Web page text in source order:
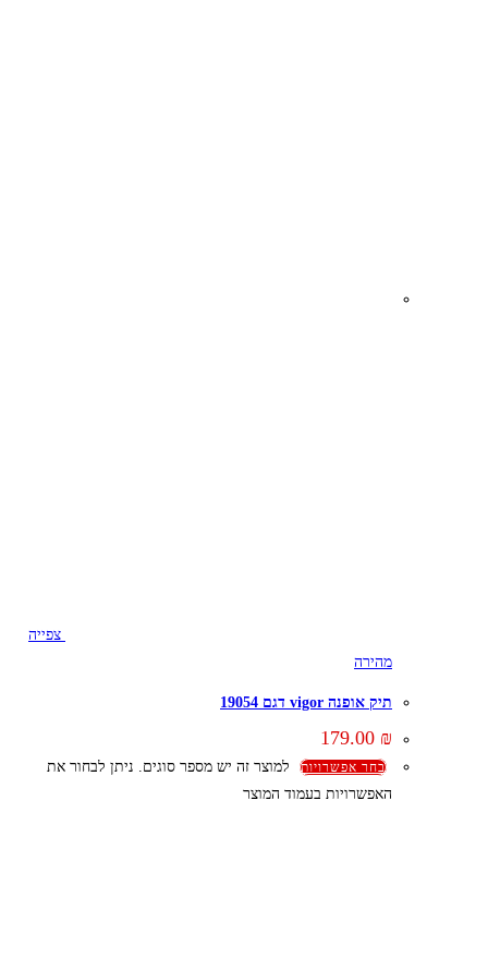
צפייה
מהירה
תיק אופנה vigor דגם 19054
179.00 ₪
בחר אפשרויות
למוצר זה יש מספר סוגים. ניתן לבחור את
האפשרויות בעמוד המוצר